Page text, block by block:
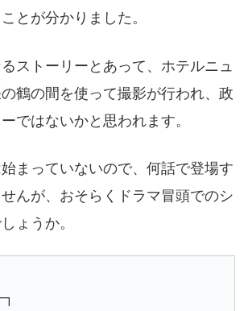
とが分かりました。
ストーリーとあって、ホテルニュ
鶴の間を使って撮影が行われ、政
ではないかと思われます。
まっていないので、何話で登場す
んが、おそらくドラマ冒頭でのシ
ょうか。